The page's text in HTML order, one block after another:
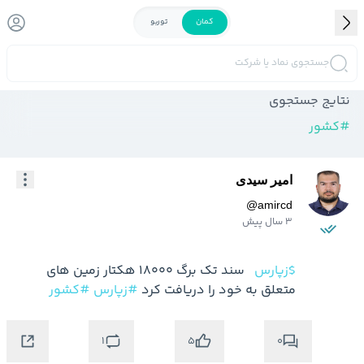
کمان توربو
جستجوی نماد یا شرکت
نتایج جستجوی
#کشور
امیر سیدی
@amircd
3 سال پیش
$زپارس
متعلق به خود را دریافت کرد #زپارس #کشور
0
5
1